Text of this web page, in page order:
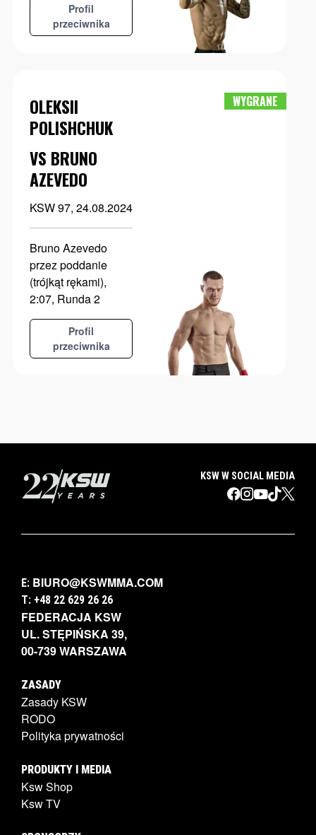
Profil
przeciwnika
OLEKSII
POLISHCHUK
VS BRUNO
AZEVEDO
KSW 97, 24.08.2024
Bruno Azevedo
przez poddanie
(trójkąt rękami),
2:07, Runda 2
Profil
przeciwnika
WYGRANE
KSW W SOCIAL MEDIA
E: BIURO@KSWMMA.COM
T: +48 22 629 26 26
FEDERACJA KSW
UL. STĘPIŃSKA 39,
00-739 WARSZAWA
ZASADY
Zasady KSW
RODO
Polityka prywatności
PRODUKTY I MEDIA
Ksw Shop
Ksw TV